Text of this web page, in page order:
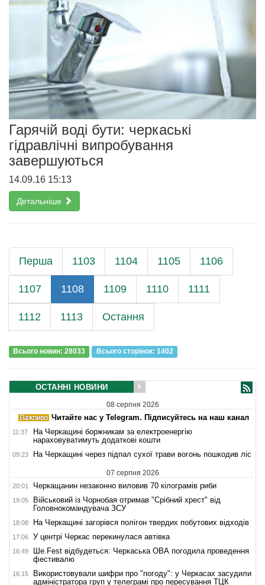
Гарячій воді бути: черкаські
гідравлічні випробування
завершуються
14.09.16 15:13
Детальніше
Перша 1103 1104 1105 1106
1107 1108 1109 1110 1111
1112 1113 Остання
Всього новин: 28033 Всього сторiнок: 1402
ОСТАННІ НОВИНИ
08 серпня 2026
Читайте нас у Telegram. Підписуйтесь на наш канал
11:37
На Черкащині боржникам за електроенергію
нараховуватимуть додаткові кошти
09:23 На Черкащині через підпал сухої трави вогонь пошкодив ліс
07 серпня 2026
20:01 Черкащанин незаконно виловив 70 кілограмів риби
19:05
Військовий із Чорнобая отримав "Срібний хрест" від
Головнокомандувача ЗСУ
18:08 На Черкащині загорівся полігон твердих побутових відходів
17:06 У центрі Черкас перекинулася автівка
16:49
Ше.Fest відбудеться: Черкаська ОВА погодила проведення
фестивалю
16:15
Використовували шифри про "погоду": у Черкасах засудили
адміністратора груп у телеграмі про пересування ТЦК